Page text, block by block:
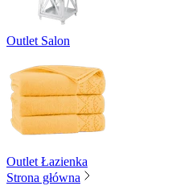
Outlet Salon
Outlet Łazienka
Strona główna